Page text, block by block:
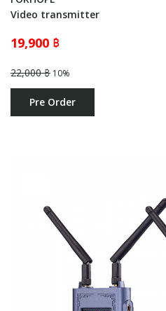
Video transmitter
19,900 ฿
22,000 ฿ 10%
Pre Order